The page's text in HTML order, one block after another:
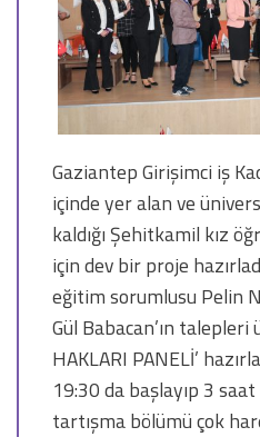
Gaziantep Girişimci iş
içinde yer alan ve
kaldığı Şehitkamil kız
için dev bir proje
eğitim sorumlusu Pelin
Gül Babacan’ın talepleri
HAKLARI PANELİ’
19:30 da başlayıp 3
tartışma bölümü çok